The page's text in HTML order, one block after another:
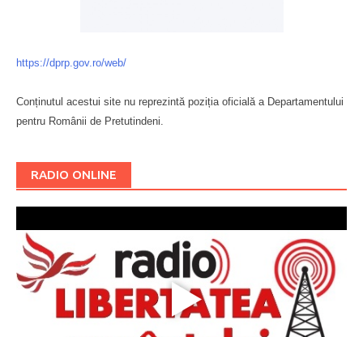
https://dprp.gov.ro/web/
Conținutul acestui site nu reprezintă poziția oficială a Departamentului
pentru Românii de Pretutindeni.
RADIO ONLINE